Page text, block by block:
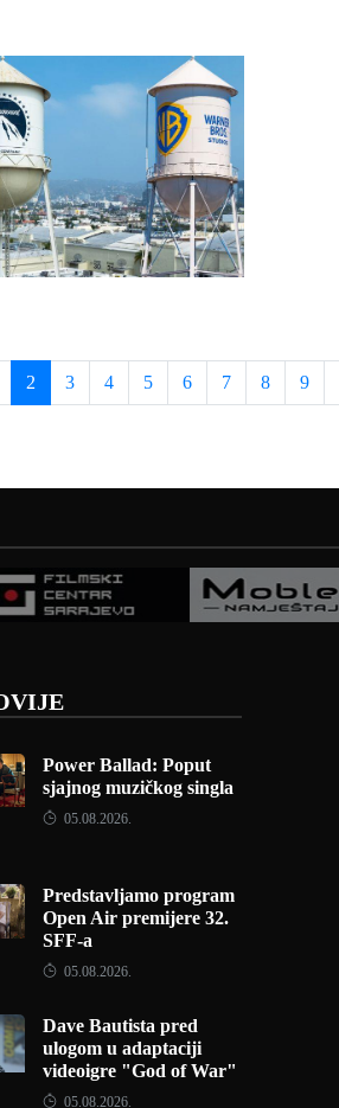
2 3 4 5 6 7 8 9
Power Ballad: Poput
sjajnog muzičkog singla
05.08.2026.
Predstavljamo program
Open Air premijere 32.
SFF-a
05.08.2026.
Dave Bautista pred
ulogom u adaptaciji
videoigre "God of War"
05.08.2026.